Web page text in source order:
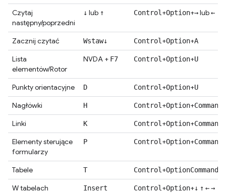
Czytaj
następny/poprzedni
↓ lub ↑ Control +Option+→lub←
Zacznij czytać Wstaw↓ Control +Option+A
Lista
elementów/Rotor
NVDA + F7 Control +Option+U
Punkty orientacyjne D Control +Option+U
Nagłówki H Control +Option+Command
Linki
K Control +Option+Command
Elementy sterujące
formularzy
P Control +Option+Command
Tabele T Control +OptionCommand
W tabelach
Insert
Control +Option+↓ ↑ ←→